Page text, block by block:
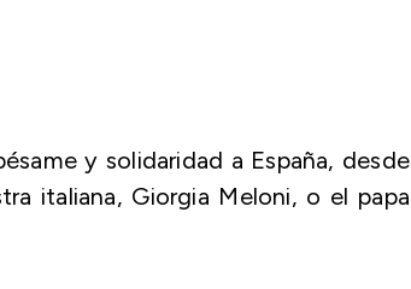
y solidaridad a España, desde
italiana, Giorgia Meloni, o el papa